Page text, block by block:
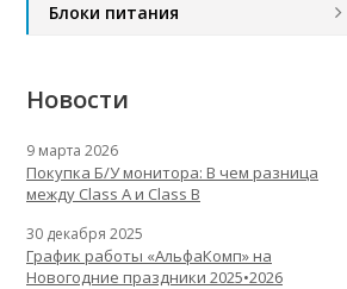
Блоки питания
Новости
9 марта 2026
Покупка Б/У монитора: В чем разница
между Class A и Class B
30 декабря 2025
График работы «АльфаКомп» на
Новогодние праздники 2025•2026